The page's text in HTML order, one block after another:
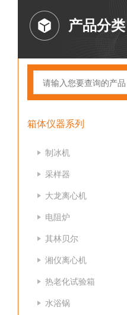
产品分类
箱体仪器系列
制冰机
采样器
大龙离心机
电阻炉
其林贝尔
湘仪离心机
热老化试验箱
水浴锅